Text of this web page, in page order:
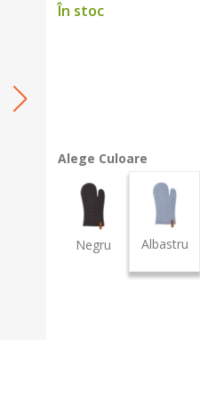
În stoc
Alege Culoare
Negru Albastru